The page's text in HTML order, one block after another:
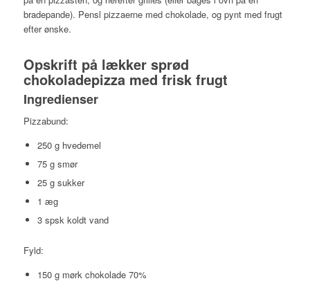
bradepande). Pensl pizzaerne med chokolade, og pynt med frugt
efter ønske.
Opskrift på lækker sprød
chokoladepizza med frisk frugt
Ingredienser
Pizzabund:
250 g hvedemel
75 g smør
25 g sukker
1 æg
3 spsk koldt vand
Fyld:
150 g mørk chokolade 70%